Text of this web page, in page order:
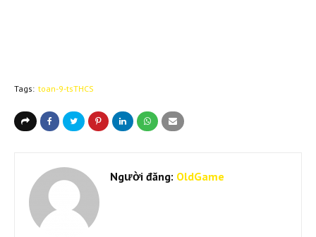
Tags: toan-9-tsTHCS
Người đăng: OldGame